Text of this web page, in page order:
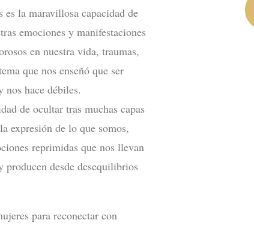
es la maravillosa capacidad de
emociones y manifestaciones
en nuestra vida, traumas,
que nos enseñó que ser
nos hace débiles.
de ocultar tras muchas capas
expresión de lo que somos,
reprimidas que nos llevan
producen desde desequilibrios
para reconectar con